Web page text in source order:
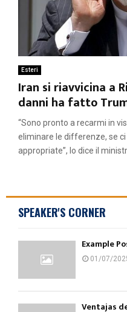
Esteri
Iran si riavvicina a
danni ha fatto
“Sono pronto a recarmi in
eliminare le differenze, se
appropriate”, lo dice il
SPEAKER'S CORNER
Example
01/07/
Ventajas